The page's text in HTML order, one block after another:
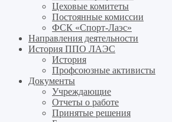
Цеховые комитеты
Постоянные комиссии
ФСК «Спорт-Лаэс»
Направления деятельности
История ППО ЛАЭС
История
Профсоюзные активисты
Документы
Учреждающие
Отчеты о работе
Принятые решения